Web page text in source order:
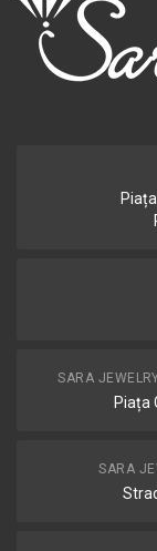
SARA
Piața
SARA